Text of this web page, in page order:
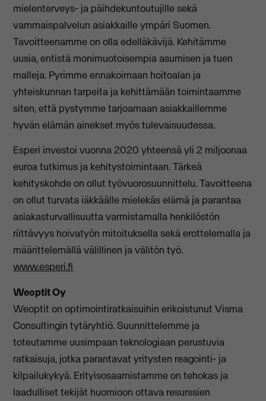
mielenterveys- ja päihdekuntoutujille sekä
vammaispalvelun asiakkaille ympäri Suomen.
Tavoitteenamme on olla edelläkävijä. Kehitämme
uusia, entistä monimuotoisempia asumisen ja tuen
malleja. Pyrimme ennakoimaan hoitoalan ja
yhteiskunnan tarpeita ja kehittämään toimintaamme
siten, että pystymme tarjoamaan asiakkaillemme
hyvän elämän ainekset myös tulevaisuudessa.
Esperi investoi vuonna 2020 yhteensä yli 2 miljoonaa
euroa tutkimus ja kehitystoimintaan. Tärkeä
kehityskohde on ollut työvuorosuunnittelu. Tavoitteena
on ollut turvata iäkkäälle mielekäs elämä ja parantaa
asiakasturvallisuutta varmistamalla henkilöstön
riittävyys hoivatyön mitoituksella sekä erottelemalla ja
määrittelemällä välillinen ja välitön työ.
www.esperi.fi
Weoptit Oy
Weoptit on optimointiratkaisuihin erikoistunut Visma
Consultingin tytäryhtiö. Suunnittelemme ja
toteutamme uusimpaan teknologiaan perustuvia
ratkaisuja, jotka parantavat yritysten reagointi- ja
kilpailukykyä. Erityisosaamistamme on tehokas ja
laadulliset tekijät huomioon ottava resurssien